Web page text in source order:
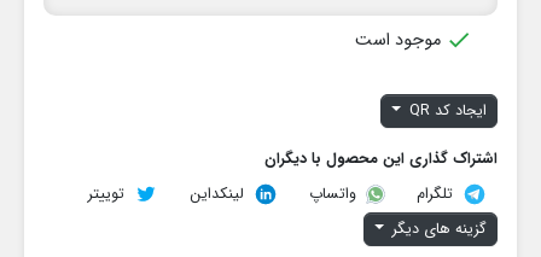
 موجود است
ایجاد کد QR
اشتراک گذاری این محصول با دیگران
تلگرام
واتساپ لینکداین
توییتر
گزینه های دیگر